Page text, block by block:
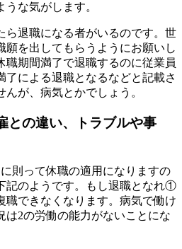
な気がします。
ら退職になる者がいるのです。世
願を出してもらうようにお願いし
職期間満了で退職するのに従業員
了による退職となるなどと記載さ
が、病気とかでしょう。
との違い、トラブルや事
則って休職の適用になりますの
記のようです。もし退職となれ①
職できなくなります。病気で働け
は2の労働の能力がないことにな